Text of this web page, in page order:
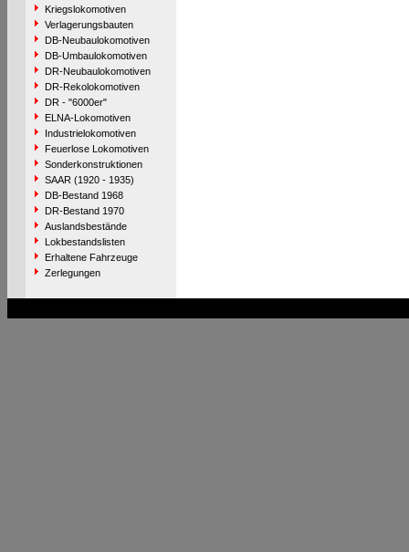
Kriegslokomotiven
Verlagerungsbauten
DB-Neubaulokomotiven
DB-Umbaulokomotiven
DR-Neubaulokomotiven
DR-Rekolokomotiven
DR - "6000er"
ELNA-Lokomotiven
Industrielokomotiven
Feuerlose Lokomotiven
Sonderkonstruktionen
SAAR (1920 - 1935)
DB-Bestand 1968
DR-Bestand 1970
Auslandsbestände
Lokbestandslisten
Erhaltene Fahrzeuge
Zerlegungen